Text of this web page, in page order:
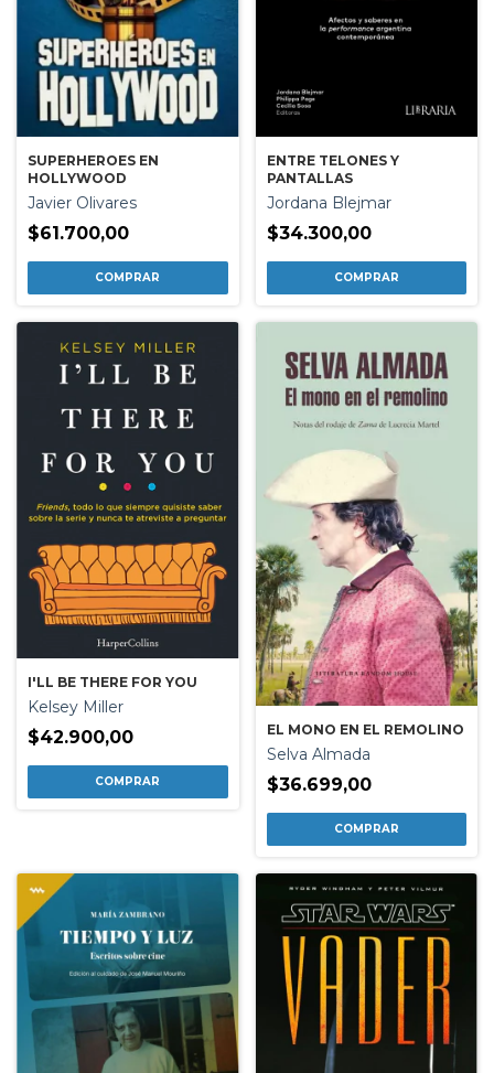
SUPERHEROES EN
HOLLYWOOD
Javier Olivares
$61.700,00
ENTRE TELONES Y
PANTALLAS
Jordana Blejmar
$34.300,00
I'LL BE THERE FOR YOU
Kelsey Miller
$42.900,00 EL MONO EN EL REMOLINO
Selva Almada
$36.699,00